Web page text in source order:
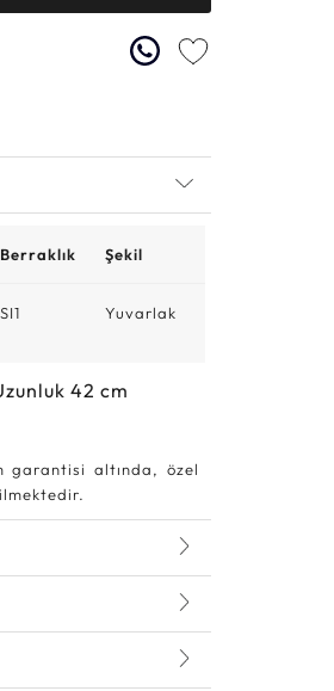
Berraklık Şekil
SI1 Yuvarlak
42 cm
garantisi altında, özel